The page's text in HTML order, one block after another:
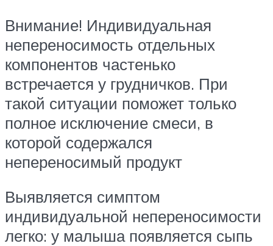
Внимание! Индивидуальная
непереносимость отдельных
компонентов частенько
встречается у грудничков. При
такой ситуации поможет только
полное исключение смеси, в
которой содержался
непереносимый продукт
Выявляется симптом
индивидуальной непереносимости
легко: у малыша появляется сыпь